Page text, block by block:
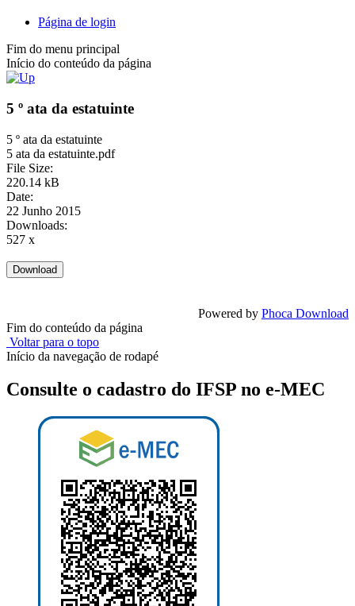
Página de login
Fim do menu principal
Início do conteúdo da página
5 º ata da estatuinte
5 º ata da estatuinte
5 ata da estatuinte.pdf
File Size:
220.14 kB
Date:
22 Junho 2015
Downloads:
527 x
Powered by Phoca Download
Fim do conteúdo da página
Voltar para o topo
Início da navegação de rodapé
Consulte o cadastro do IFSP no e-MEC